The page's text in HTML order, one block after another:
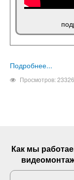
Подробнее...
Просмотров:
Как мы